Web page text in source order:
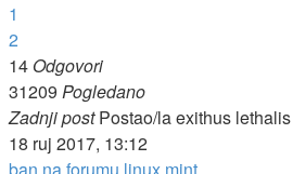
1
2
14 Odgovori
31209 Pogledano
Zadnji postPostao/laexithus lethalis
18 ruj 2017, 13:12